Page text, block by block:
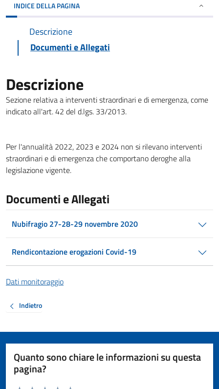
INDICE DELLA PAGINA
Descrizione
Documenti e Allegati
Descrizione
Sezione relativa a interventi straordinari e di emergenza, come
indicato all'art. 42 del d.lgs. 33/2013.
Per l'annualità 2022, 2023 e 2024 non si rilevano interventi
straordinari e di emergenza che comportano deroghe alla
legislazione vigente.
Documenti e Allegati
Nubifragio 27-28-29 novembre 2020
Rendicontazione erogazioni Covid-19
Dati monitoraggio
Indietro
Quanto sono chiare le informazioni su questa
pagina?